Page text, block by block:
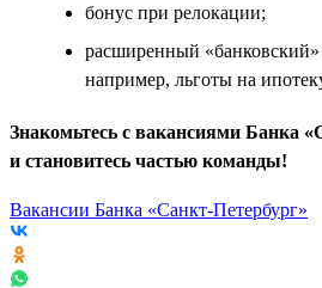
бонус при релокации;
расширенный «банковский»
например, льготы на
Знакомьтесь с вакансиями Банка
и становитесь частью команды!
Вакансии Банка «Санкт-Петербург»